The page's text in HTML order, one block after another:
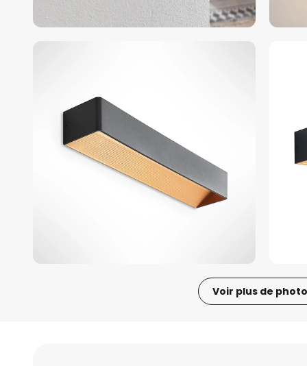
Voir plus de